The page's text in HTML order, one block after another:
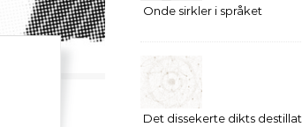
Onde sirkler i språket
Det dissekerte dikts destillat